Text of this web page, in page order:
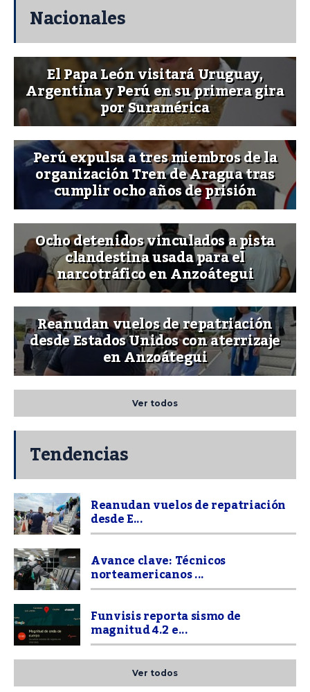
Nacionales
El Papa León visitará Uruguay,
Argentina y Perú en su primera gira
por Suramérica
Perú expulsa a tres miembros de la
organización Tren de Aragua tras
cumplir ocho años de prisión
Ocho detenidos vinculados a pista
clandestina usada para el
narcotráfico en Anzoátegui
Reanudan vuelos de repatriación
desde Estados Unidos con aterrizaje
en Anzoátegui
Ver todos
Tendencias
Reanudan vuelos de repatriación
desde E...
Avance clave: Técnicos
norteamericanos ...
Funvisis reporta sismo de
magnitud 4.2 e...
Ver todos